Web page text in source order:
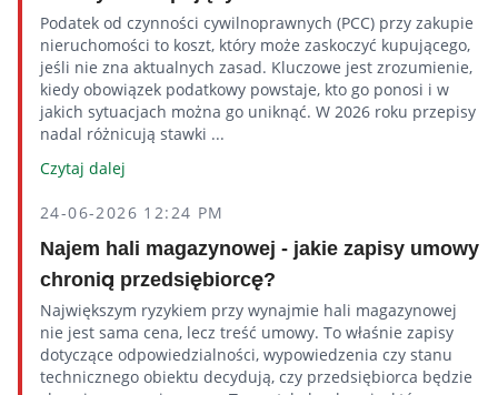
Podatek od czynności cywilnoprawnych (PCC) przy zakupie
nieruchomości to koszt, który może zaskoczyć kupującego,
jeśli nie zna aktualnych zasad. Kluczowe jest zrozumienie,
kiedy obowiązek podatkowy powstaje, kto go ponosi i w
jakich sytuacjach można go uniknąć. W 2026 roku przepisy
nadal różnicują stawki ...
Czytaj dalej
24-06-2026 12:24 PM
Najem hali magazynowej - jakie zapisy umowy
chronią przedsiębiorcę?
Największym ryzykiem przy wynajmie hali magazynowej
nie jest sama cena, lecz treść umowy. To właśnie zapisy
dotyczące odpowiedzialności, wypowiedzenia czy stanu
technicznego obiektu decydują, czy przedsiębiorca będzie